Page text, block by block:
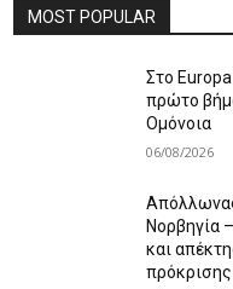
MOST POPULAR
Στο
πρώτο
Ομόνοια
06/08/2026
Νορβηγία
και
πρόκρισης